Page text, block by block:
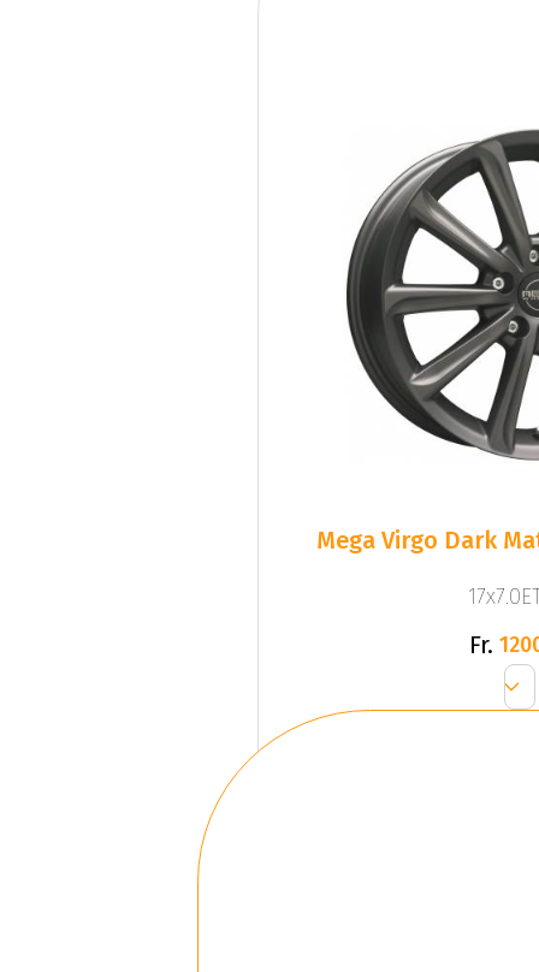
Mega Virgo Dark
Fr.